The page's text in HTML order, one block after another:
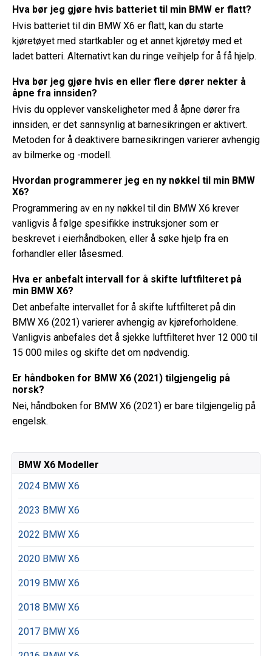
Hva bør jeg gjøre hvis batteriet til min BMW er flatt?
Hvis batteriet til din BMW X6 er flatt, kan du starte
kjøretøyet med startkabler og et annet kjøretøy med et
ladet batteri. Alternativt kan du ringe veihjelp for å få hjelp.
Hva bør jeg gjøre hvis en eller flere dører nekter å
åpne fra innsiden?
Hvis du opplever vanskeligheter med å åpne dører fra
innsiden, er det sannsynlig at barnesikringen er aktivert.
Metoden for å deaktivere barnesikringen varierer avhengig
av bilmerke og -modell.
Hvordan programmerer jeg en ny nøkkel til min BMW
X6?
Programmering av en ny nøkkel til din BMW X6 krever
vanligvis å følge spesifikke instruksjoner som er
beskrevet i eierhåndboken, eller å søke hjelp fra en
forhandler eller låsesmed.
Hva er anbefalt intervall for å skifte luftfilteret på
min BMW X6?
Det anbefalte intervallet for å skifte luftfilteret på din
BMW X6 (2021) varierer avhengig av kjøreforholdene.
Vanligvis anbefales det å sjekke luftfilteret hver 12 000 til
15 000 miles og skifte det om nødvendig.
Er håndboken for BMW X6 (2021) tilgjengelig på
norsk?
Nei, håndboken for BMW X6 (2021) er bare tilgjengelig på
engelsk.
BMW X6 Modeller
2024 BMW X6
2023 BMW X6
2022 BMW X6
2020 BMW X6
2019 BMW X6
2018 BMW X6
2017 BMW X6